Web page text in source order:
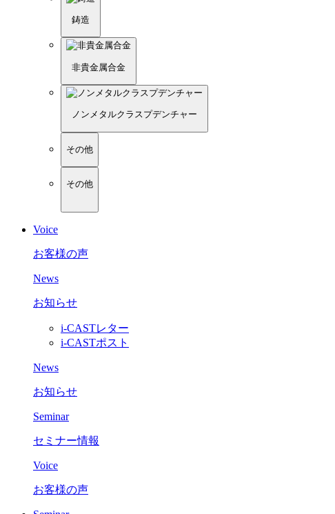
鋳造
非貴金属合金
ノンメタルクラスプデンチャー
その他
その他
Voice
お客様の声
News
お知らせ
i-CASTレター
i-CASTポスト
News
お知らせ
Seminar
セミナー情報
Voice
お客様の声